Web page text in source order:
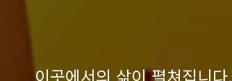
이곳에서의 삶이 펼쳐집니다.